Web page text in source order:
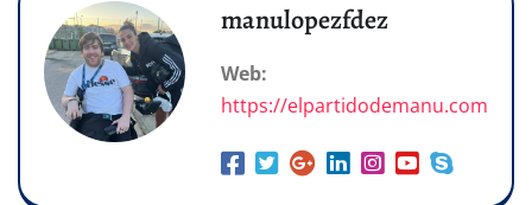
manulopezfdez
Web:
https://elpartidodemanu.com